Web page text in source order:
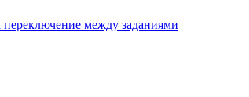
между заданиями